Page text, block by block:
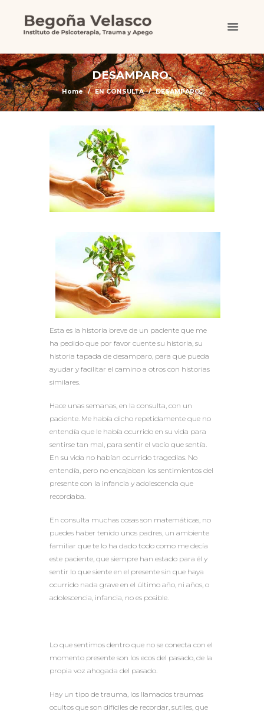
DESAMPARO.
Home EN CONSULTA DESAMPARO.
Esta es la historia breve de un paciente que me
ha pedido que por favor cuente su historia, su
historia tapada de desamparo, para que pueda
ayudar y facilitar el camino a otros con historias
similares.
Hace unas semanas, en la consulta, con un
paciente. Me había dicho repetidamente que no
entendía que le había ocurrido en su vida para
sentirse tan mal, para sentir el vacío que sentía.
En su vida no habían ocurrido tragedias. No
entendía, pero no encajaban los sentimientos del
presente con la infancia y adolescencia que
recordaba.
En consulta muchas cosas son matemáticas, no
puedes haber tenido unos padres, un ambiente
familiar que te lo ha dado todo como me decía
este paciente, que siempre han estado para él y
sentir lo que siente en el presente sin que haya
ocurrido nada grave en el último año, ni años, o
adolescencia, infancia, no es posible.
Lo que sentimos dentro que no se conecta con el
momento presente son los ecos del pasado, de la
propia voz ahogada del pasado.
Hay un tipo de trauma, los llamados traumas
ocultos que son difíciles de recordar, sutiles, que